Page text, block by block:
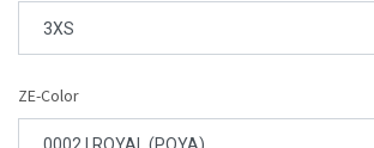
ZE-Color